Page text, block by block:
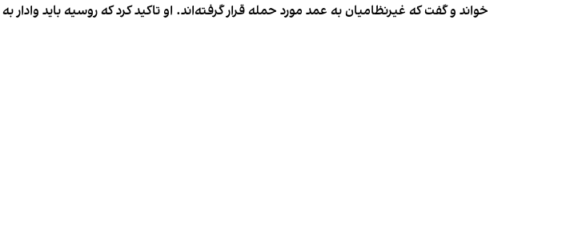
خواند و گفت که غیرنظامیان به عمد مورد حمله قرار گرفته‌اند. او تاکید کرد که روسیه باید